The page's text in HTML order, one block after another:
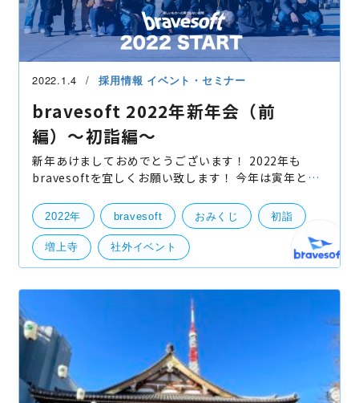
2022.1.4 採用情報 イベント・セミナー
bravesoft 2022年新年会（前
編）〜初詣編〜
新年あけましておめでとうございます！ 2022年も
bravesoftを宜しくお願い致します！ 今年は寅年とい
シーズンもSTART、本日仕事始めと言うことで一昨
年、昨年に
2022年 bravesoft おみくじ 初詣
増上寺 社外イベント